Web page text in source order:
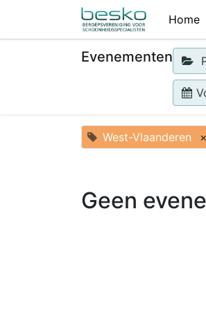
Home
Evenementen
West-Vlaanderen ×
Geen